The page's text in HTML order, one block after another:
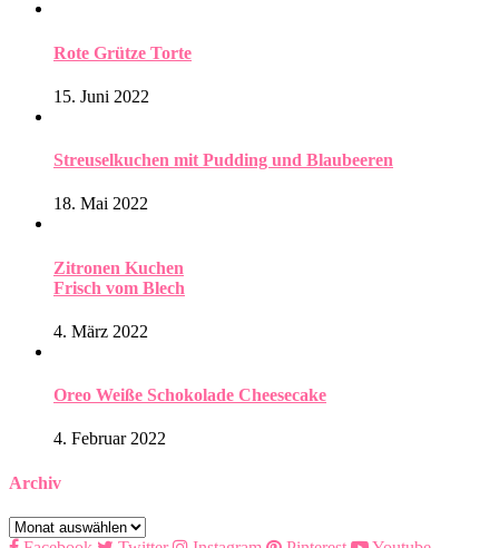
Rote Grütze Torte
15. Juni 2022
Streuselkuchen mit Pudding und Blaubeeren
18. Mai 2022
Zitronen Kuchen
Frisch vom Blech
4. März 2022
Oreo Weiße Schokolade Cheesecake
4. Februar 2022
Archiv
Archiv